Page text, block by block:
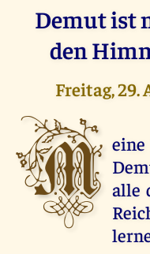
Demut ist
den
Freitag, 29.
M alle